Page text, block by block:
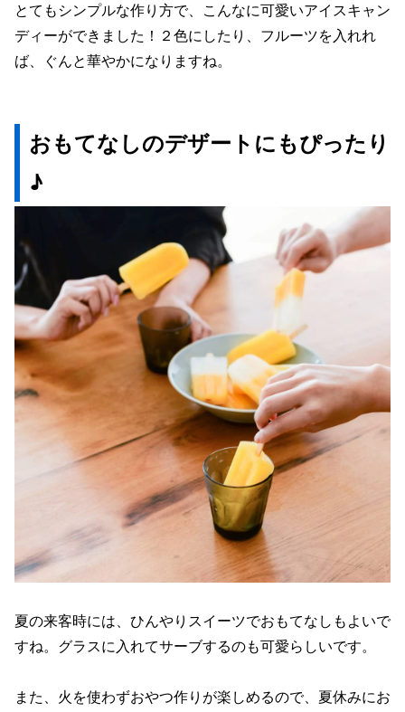
とてもシンプルな作り方で、こんなに可愛いアイスキャン
ディーができました！２色にしたり、フルーツを入れれ
ば、ぐんと華やかになりますね。
おもてなしのデザートにもぴったり
♪
夏の来客時には、ひんやりスイーツでおもてなしもよいで
すね。グラスに入れてサーブするのも可愛らしいです。
また、火を使わずおやつ作りが楽しめるので、夏休みにお